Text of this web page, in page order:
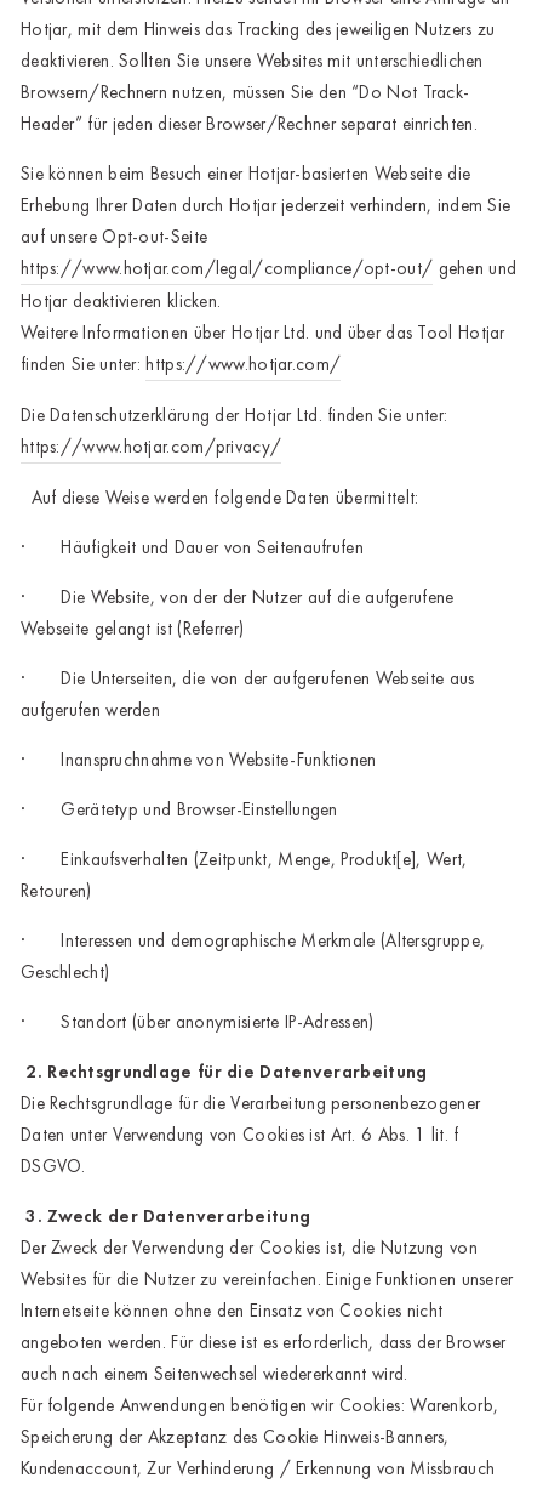
Hotjar, mit dem Hinweis das Tracking des jeweiligen Nutzers zu
deaktivieren. Sollten Sie unsere Websites mit unterschiedlichen
Browsern/Rechnern nutzen, müssen Sie den “Do Not Track-
Header” für jeden dieser Browser/Rechner separat einrichten.
Sie können beim Besuch einer Hotjar-basierten Webseite die
Erhebung Ihrer Daten durch Hotjar jederzeit verhindern, indem Sie
auf unsere Opt-out-Seite
https://www.hotjar.com/legal/compliance/opt-out/ gehen und
Hotjar deaktivieren klicken.
Weitere Informationen über Hotjar Ltd. und über das Tool Hotjar
finden Sie unter: https://www.hotjar.com/
Die Datenschutzerklärung der Hotjar Ltd. finden Sie unter:
https://www.hotjar.com/privacy/
Auf diese Weise werden folgende Daten übermittelt:
· Häufigkeit und Dauer von Seitenaufrufen
· Die Website, von der der Nutzer auf die aufgerufene
Webseite gelangt ist (Referrer)
· Die Unterseiten, die von der aufgerufenen Webseite aus
aufgerufen werden
· Inanspruchnahme von Website-Funktionen
· Gerätetyp und Browser-Einstellungen
· Einkaufsverhalten (Zeitpunkt, Menge, Produkt[e], Wert,
Retouren)
· Interessen und demographische Merkmale (Altersgruppe,
Geschlecht)
· Standort (über anonymisierte IP-Adressen)
2. Rechtsgrundlage für die Datenverarbeitung
Die Rechtsgrundlage für die Verarbeitung personenbezogener
Daten unter Verwendung von Cookies ist Art. 6 Abs. 1 lit. f
DSGVO.
3. Zweck der Datenverarbeitung
Der Zweck der Verwendung der Cookies ist, die Nutzung von
Websites für die Nutzer zu vereinfachen. Einige Funktionen unserer
Internetseite können ohne den Einsatz von Cookies nicht
angeboten werden. Für diese ist es erforderlich, dass der Browser
auch nach einem Seitenwechsel wiedererkannt wird.
Für folgende Anwendungen benötigen wir Cookies: Warenkorb,
Speicherung der Akzeptanz des Cookie Hinweis-Banners,
Kundenaccount, Zur Verhinderung / Erkennung von Missbrauch